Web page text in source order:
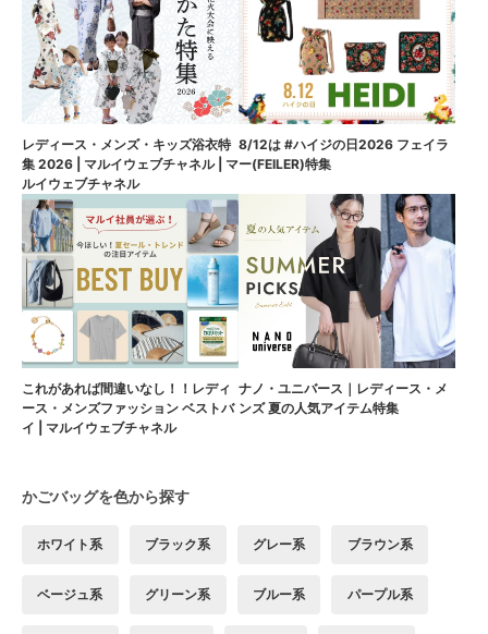
レディース・メンズ・キッズ浴衣特
集 2026 | マルイウェブチャネル | マ
ルイウェブチャネル
8/12は #ハイジの日2026 フェイラ
ー(FEILER)特集
これがあれば間違いなし！！レディ
ース・メンズファッション ベストバ
イ | マルイウェブチャネル
ナノ・ユニバース｜レディース・メ
ンズ 夏の人気アイテム特集
かごバッグを色から探す
ホワイト系 ブラック系 グレー系 ブラウン系
ベージュ系 グリーン系 ブルー系 パープル系